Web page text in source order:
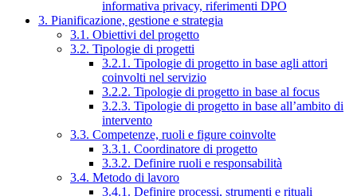
informativa privacy, riferimenti DPO
3. Pianificazione, gestione e strategia
3.1. Obiettivi del progetto
3.2. Tipologie di progetti
3.2.1. Tipologie di progetto in base agli attori
coinvolti nel servizio
3.2.2. Tipologie di progetto in base al focus
3.2.3. Tipologie di progetto in base all’ambito di
intervento
3.3. Competenze, ruoli e figure coinvolte
3.3.1. Coordinatore di progetto
3.3.2. Definire ruoli e responsabilità
3.4. Metodo di lavoro
3.4.1. Definire processi, strumenti e rituali